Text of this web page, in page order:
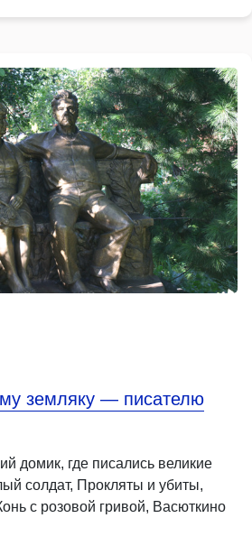
земляку — писателю
домик, где писались великие
солдат, Прокляты и убиты,
с розовой гривой, Васюткино